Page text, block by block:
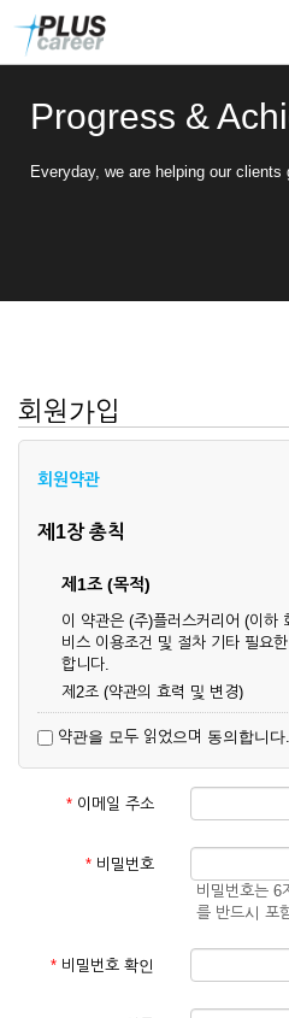
Progress &
Everyday, we are helping our clients
회원가입
회원약관
제1장 총칙
제1조 (목적)
이 약관은 (주)플러스커리어 (이하
비스 이용조건 및 절차 기타 필요
합니다.
제2조 (약관의 효력 및 변경)
업상 중요 하거나 합리적인 사유가
통하여 변경할 수 있습니다.
② 회원은 변경된 약관에 동의하
단하고 이용계약을 해지할 수 있
것으로 간주됩니다.
제3조 (약관의 외 준칙)
관계법령의 규정에 따릅니다.
약관을 모두 읽었으며 동의합니다.
* 이메일 주소
* 비밀번호
비밀번호는 6
를 반드시 포
* 비밀번호 확인